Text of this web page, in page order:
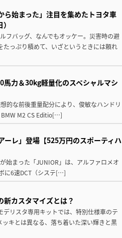
ら始まった」注目を集めたトヨタ車
バッグ、なんでもオッケー。災害時の避
っぷり積めて、いざというときには頼れ
馬力＆30kg軽量化のスペシャルマシ
的な前後重量配分により、俊敏なハンドリ
BMW M2 CS Editio[…]
ーレ」登場【525万円のスポーティハ
始まった「JUNIOR」は、アルファロメオ
に6速DCT（システ[…]
カスタマイズとは？
リスタ専用キットでは、特別仕様車のテ
キとは異なる、落ち着いた深い輝きと黒